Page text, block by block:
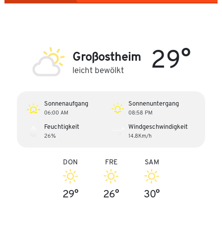
Großostheim
leicht bewölkt 29°
Sonnenaufgang
06:00 AM
Sonnenuntergang
08:58 PM
Feuchtigkeit
26%
Windgeschwindigkeit
14.8Km/h
DON
29°
FRE
26°
SAM
30°